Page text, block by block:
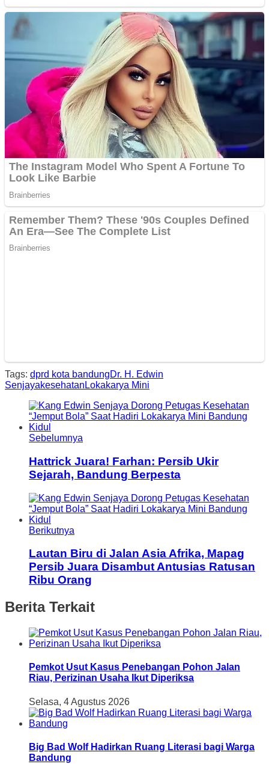
Tags: dprd kota bandungDr. H. Edwin
Senjayakesehatan Lokakarya Mini
Sebelumnya
Hattrick Juara! Farhan: Persib Ukir
Sejarah, Bandung Berpesta
Berikutnya
Lautan Biru di Jalan Asia Afrika, Mapag
Persib Juara Disambut Antusias Ratusan
Ribu Orang
Berita Terkait
Pemkot Usut Kasus Penebangan Pohon Jalan
Riau, Perizinan Usaha Ikut Diperiksa
Selasa, 4 Agustus 2026
Big Bad Wolf Hadirkan Ruang Literasi bagi Warga
Bandung